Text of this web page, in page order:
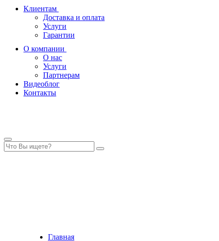
Клиентам
Доставка и оплата
Услуги
Гарантии
О компании
О нас
Услуги
Партнерам
Видеоблог
Контакты
Главная